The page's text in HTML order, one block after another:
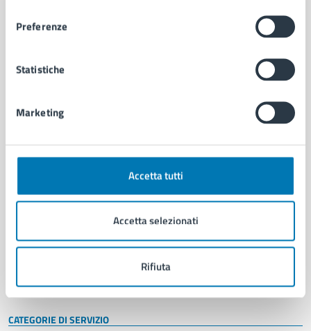
Preferenze
Statistiche
Marketing
Accetta tutti
Accetta selezionati
Rifiuta
Comune di Napoli
AMMINISTRAZIONE
Organi di governo
Enti e fondazioni
Personale amministrativo
Intranet, posta aziendale e protocollo
CATEGORIE DI SERVIZIO